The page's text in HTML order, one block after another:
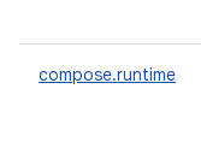
compose.runtime